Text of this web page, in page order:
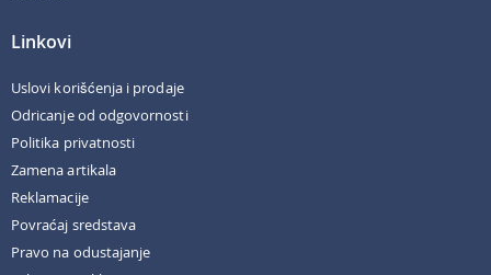
Linkovi
Uslovi korišćenja i prodaje
Odricanje od odgovornosti
Politika privatnosti
Zamena artikala
Reklamacije
Povraćaj sredstava
Pravo na odustajanje